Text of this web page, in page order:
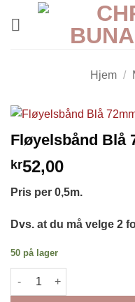
Hjem /
Fløyelsbånd Blå
kr52,00
Pris per 0,5m.
Dvs. at du må velge 2
50 på lager
Fløyelsbånd Blå 72mm